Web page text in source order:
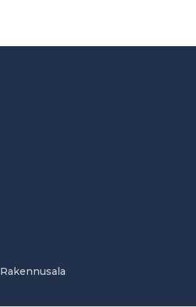
Rakennusala